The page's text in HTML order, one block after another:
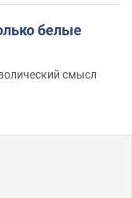
белые
смысл